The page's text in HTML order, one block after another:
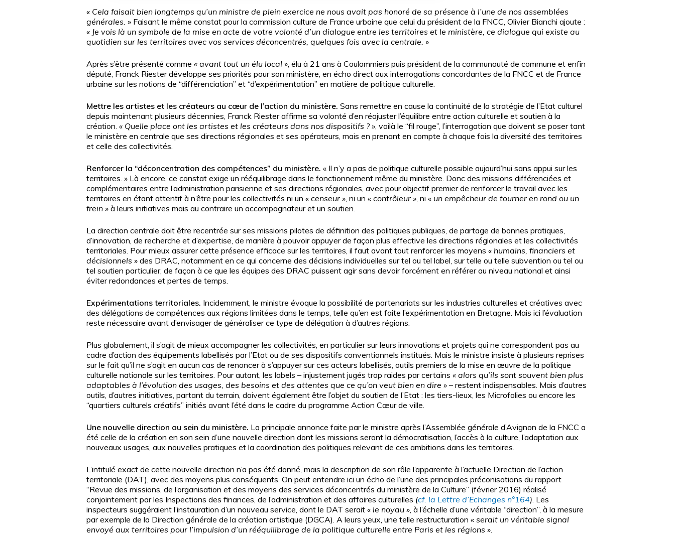
« Cela faisait bien longtemps qu’un ministre de plein exercice ne nous avait pas honoré de sa présence à l’une de nos assemblées
générales. » Faisant le même constat pour la commission culture de France urbaine que celui du président de la FNCC, Olivier Bianchi ajoute :
« Je vois là un symbole de la mise en acte de votre volonté d’un dialogue entre les territoires et le ministère, ce dialogue qui existe au
quotidien sur les territoires avec vos services déconcentrés, quelques fois avec la centrale. »
Après s’être présenté comme « avant tout un élu local », élu à 21 ans à Coulommiers puis président de la communauté de commune et enfin
député, Franck Riester développe ses priorités pour son ministère, en écho direct aux interrogations concordantes de la FNCC et de France
urbaine sur les notions de “différenciation” et “d’expérimentation” en matière de politique culturelle.
Mettre les artistes et les créateurs au cœur de l’action du ministère. Sans remettre en cause la continuité de la stratégie de l’Etat culturel
depuis maintenant plusieurs décennies, Franck Riester affirme sa volonté d’en réajuster l’équilibre entre action culturelle et soutien à la
création. « Quelle place ont les artistes et les créateurs dans nos dispositifs ? », voilà le “fil rouge”, l’interrogation que doivent se poser tant
le ministère en centrale que ses directions régionales et ses opérateurs, mais en prenant en compte à chaque fois la diversité des territoires
et celle des collectivités.
Renforcer la “déconcentration des compétences” du ministère. « Il n’y a pas de politique culturelle possible aujourd’hui sans appui sur les
territoires. » Là encore, ce constat exige un rééquilibrage dans le fonctionnement même du ministère. Donc des missions différenciées et
complémentaires entre l’administration parisienne et ses directions régionales, avec pour objectif premier de renforcer le travail avec les
territoires en étant attentif à n’être pour les collectivités ni un « censeur », ni un « contrôleur », ni « un empêcheur de tourner en rond ou un
frein » à leurs initiatives mais au contraire un accompagnateur et un soutien.
La direction centrale doit être recentrée sur ses missions pilotes de définition des politiques publiques, de partage de bonnes pratiques,
d’innovation, de recherche et d’expertise, de manière à pouvoir appuyer de façon plus effective les directions régionales et les collectivités
territoriales. Pour mieux assurer cette présence efficace sur les territoires, il faut avant tout renforcer les moyens « humains, financiers et
décisionnels » des DRAC, notamment en ce qui concerne des décisions individuelles sur tel ou tel label, sur telle ou telle subvention ou tel ou
tel soutien particulier, de façon à ce que les équipes des DRAC puissent agir sans devoir forcément en référer au niveau national et ainsi
éviter redondances et pertes de temps.
Expérimentations territoriales. Incidemment, le ministre évoque la possibilité de partenariats sur les industries culturelles et créatives avec
des délégations de compétences aux régions limitées dans le temps, telle qu’en est faite l’expérimentation en Bretagne. Mais ici l’évaluation
reste nécessaire avant d’envisager de généraliser ce type de délégation à d’autres régions.
Plus globalement, il s’agit de mieux accompagner les collectivités, en particulier sur leurs innovations et projets qui ne correspondent pas au
cadre d’action des équipements labellisés par l’Etat ou de ses dispositifs conventionnels institués. Mais le ministre insiste à plusieurs reprises
sur le fait qu’il ne s’agit en aucun cas de renoncer à s’appuyer sur ces acteurs labellisés, outils premiers de la mise en œuvre de la politique
culturelle nationale sur les territoires. Pour autant, les labels – injustement jugés trop raides par certains « alors qu’ils sont souvent bien plus
adaptables à l’évolution des usages, des besoins et des attentes que ce qu’on veut bien en dire » – restent indispensables. Mais d’autres
outils, d’autres initiatives, partant du terrain, doivent également être l’objet du soutien de l’Etat : les tiers-lieux, les Microfolies ou encore les
“quartiers culturels créatifs” initiés avant l’été dans le cadre du programme Action Cœur de ville.
Une nouvelle direction au sein du ministère. La principale annonce faite par le ministre après l’Assemblée générale d’Avignon de la FNCC a
été celle de la création en son sein d’une nouvelle direction dont les missions seront la démocratisation, l’accès à la culture, l’adaptation aux
nouveaux usages, aux nouvelles pratiques et la coordination des politiques relevant de ces ambitions dans les territoires.
L’intitulé exact de cette nouvelle direction n’a pas été donné, mais la description de son rôle l’apparente à l’actuelle Direction de l’action
territoriale (DAT), avec des moyens plus conséquents. On peut entendre ici un écho de l’une des principales préconisations du rapport
“Revue des missions, de l’organisation et des moyens des services déconcentrés du ministère de la Culture” (février 2016) réalisé
conjointement par les Inspections des finances, de l’administration et des affaires culturelles (cf. la Lettre d’Echanges n°164). Les
inspecteurs suggéraient l’instauration d’un nouveau service, dont le DAT serait « le noyau », à l’échelle d’une véritable “direction”, à la mesure
par exemple de la Direction générale de la création artistique (DGCA). A leurs yeux, une telle restructuration « serait un véritable signal
envoyé aux territoires pour l’impulsion d’un rééquilibrage de la politique culturelle entre Paris et les régions ».